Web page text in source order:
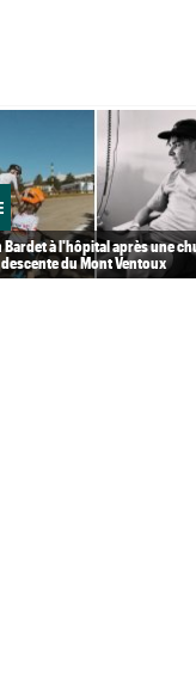
Bardet à l'hôpital après une
du Mont Ventoux